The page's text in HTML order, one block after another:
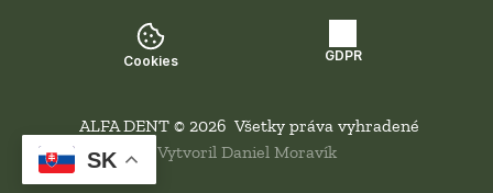
Cookies GDPR
ALFA DENT © 2026  Všetky práva vyhradené
Vytvoril Daniel Moravík
SK